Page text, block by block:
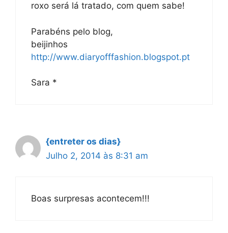
roxo será lá tratado, com quem sabe!
Parabéns pelo blog,
beijinhos
http://www.diaryofffashion.blogspot.pt
Sara *
{entreter os dias}
Julho 2, 2014 às 8:31 am
Boas surpresas acontecem!!!